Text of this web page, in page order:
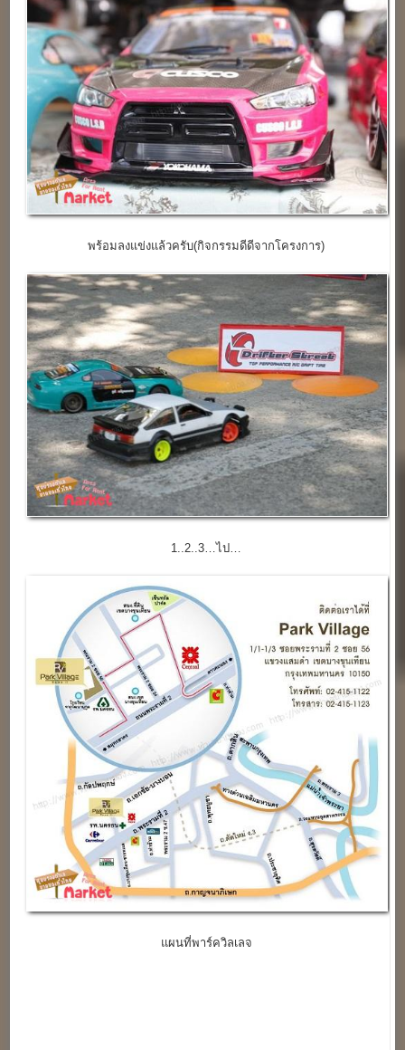
พร้อมลงแข่งแล้วครับ(กิจกรรมดีดีจากโครงการ)
1..2..3…ไป…
แผนที่พาร์ควิลเลจ